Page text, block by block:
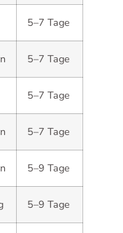
5–7 Tage
5–7 Tage
5–7 Tage
5–7 Tage
5–9 Tage
5–9 Tage